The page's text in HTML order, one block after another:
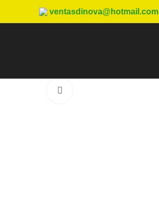
ventasdinova@hotmail.com